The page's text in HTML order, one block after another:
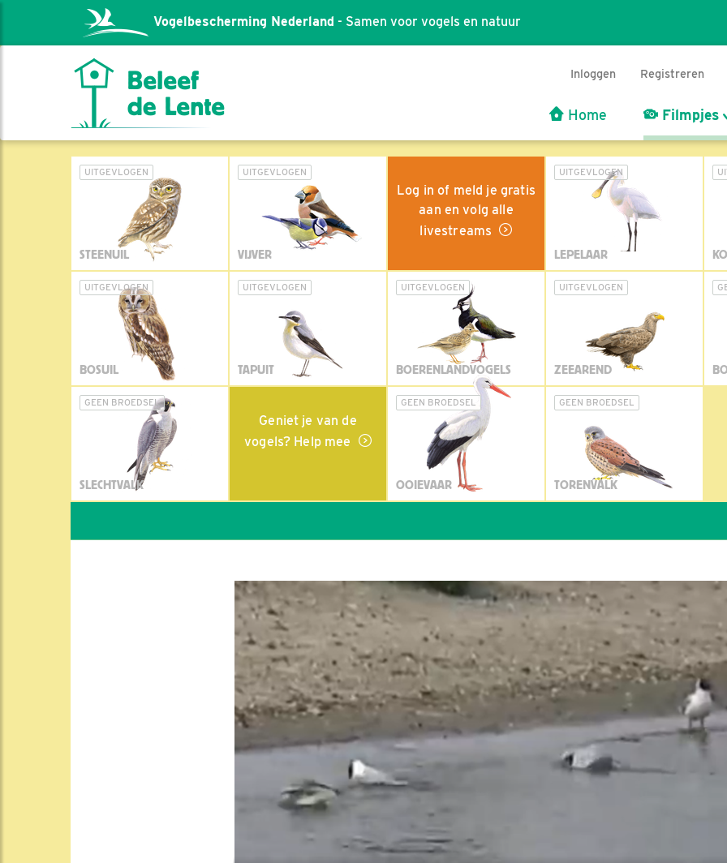
Vogelbescherming Nederland - Samen voor vogels en natuur
Inloggen Registreren
Home Filmpjes
UITGEVLOGEN
STEENUIL
UITGEVLOGEN
VIJVER
Log in of meld je gratis
aan en volg alle
livestreams
UITGEVLOGEN
LEPELAAR
UITGEVLOGEN
BOSUIL
UITGEVLOGEN
TAPUIT
UITGEVLOGEN
BOERENLANDVOGELS
UITGEVLOGEN
ZEEAREND
GEEN BROEDSEL
SLECHTVALK
Geniet je van de
vogels? Help mee
GEEN BROEDSEL
OOIEVAAR
GEEN BROEDSEL
TORENVALK